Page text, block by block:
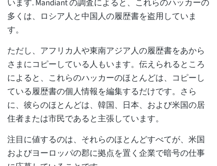
います. Mandiant の調査によると、これらのハッカーの
多くは、ロシア人と中国人の履歴書を盗用していま
す。
ただし、アフリカ人や東南アジア人の履歴書をあから
さまにコピーしている人もいます。伝えられるところ
によると、これらのハッカーのほとんどは、コピーし
ている履歴書の個人情報を編集するだけです。さら
に、彼らのほとんどは、韓国、日本、および米国の居
住者または市民であると主張しています。
注目に値するのは、それらのほとんどすべてが、米国
およびヨーロッパの郡に拠点を置く企業で暗号の仕事